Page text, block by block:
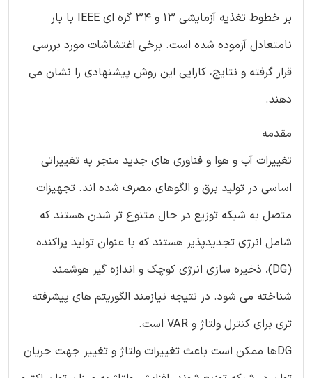
بر خطوط تغذیه آزمایشی 13 و 34 گره ای IEEE با بار
نامتعادل آزموده شده است. برخی اغتشاشات مورد بررسی
قرار گرفته و نتایج، کارایی این روش پیشنهادی را نشان می
دهند.
مقدمه
تغییرات آب و هوا و فناوری های جدید منجر به تغییراتی
اساسی در تولید برق و الگوهای مصرف شده اند. تجهیزات
متصل به شبکه توزیع در حال متنوع تر شدن هستند که
شامل انرژی تجدیدپذیر هستند که با عنوان تولید پراکنده
(DG)، ذخیره سازی انرژی کوچک و اندازه گیر هوشمند
شناخته می شود. در نتیجه نیازمند الگوریتم های پیشرفته
تری برای کنترل ولتاژ و VAR است.
DGها ممکن است باعث تغییرات ولتاژ و تغییر جهت جریان